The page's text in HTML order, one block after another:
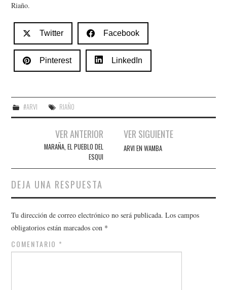
Riaño.
Twitter Facebook
Pinterest LinkedIn
#ARVI RIAÑO
Navegación
entradas
VER ANTERIOR
MARAÑA, EL PUEBLO DEL
ESQUI
VER SIGUIENTE
ARVI EN WAMBA
DEJA UNA RESPUESTA
Tu dirección de correo electrónico no será publicada. Los campos
obligatorios están marcados con *
COMENTARIO *